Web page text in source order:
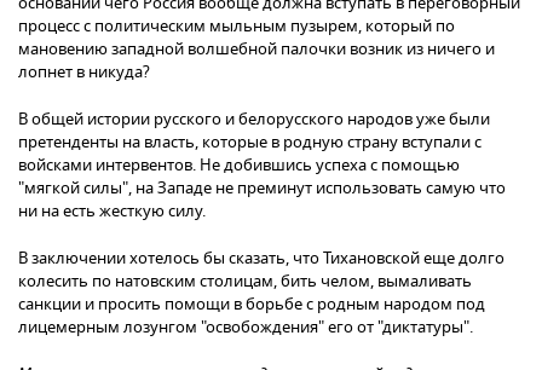
процесс с политическим мыльным пузырем, который по
мановению западной волшебной палочки возник из ничего и
лопнет в никуда?
В общей истории русского и белорусского народов уже были
претенденты на власть, которые в родную страну вступали с
войсками интервентов. Не добившись успеха с помощью
"мягкой силы", на Западе не преминут использовать самую что
ни на есть жесткую силу.
В заключении хотелось бы сказать, что Тихановской еще долго
колесить по натовским столицам, бить челом, вымаливать
санкции и просить помощи в борьбе с родным народом под
лицемерным лозунгом "освобождения" его от "диктатуры".